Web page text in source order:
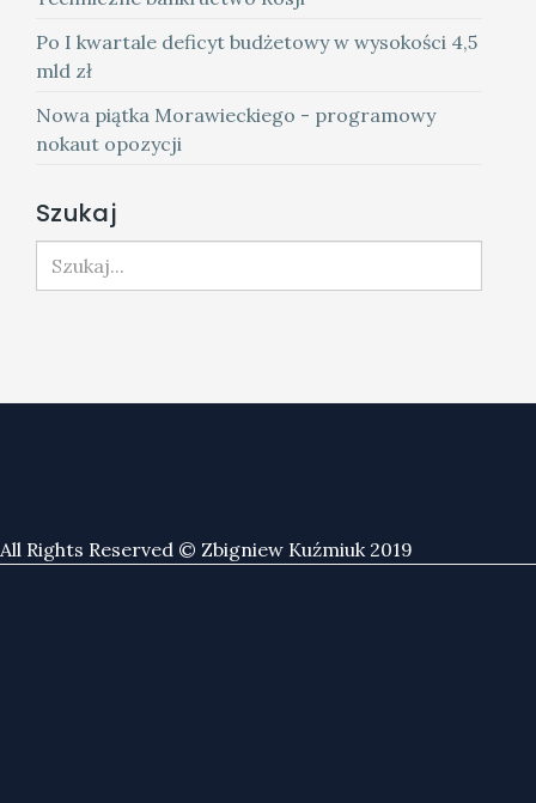
Po I kwartale deficyt budżetowy w wysokości 4,5
mld zł
Nowa piątka Morawieckiego - programowy
nokaut opozycji
Szukaj
Szukaj...
All Rights Reserved © Zbigniew Kuźmiuk 2019